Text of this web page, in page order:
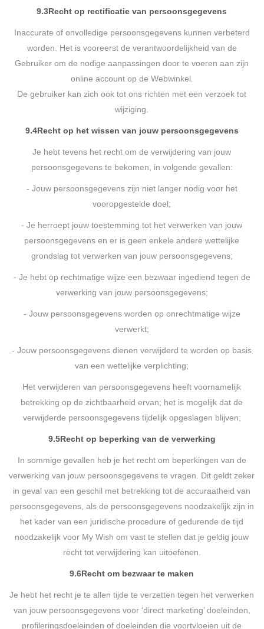
9.3Recht op rectificatie van persoonsgegevens
Inaccurate of onvolledige persoonsgegevens kunnen verbeterd
worden. Het is vooreerst de verantwoordelijkheid van de
Gebruiker om de nodige aanpassingen door te voeren aan zijn
online account op de Webwinkel.
De gebruiker kan zich ook tot ons richten met een verzoek tot
wijziging.
9.4Recht op het wissen van jouw persoonsgegevens
Je hebt tevens het recht om de verwijdering van jouw
persoonsgegevens te bekomen, in volgende gevallen:
- Jouw persoonsgegevens zijn niet langer nodig voor het
vooropgestelde doel;
- Je herroept jouw toestemming tot het verwerken van jouw
persoonsgegevens en er is geen enkele andere wettelijke
grondslag tot verwerken van jouw persoonsgegevens;
- Je hebt op rechtmatige wijze een bezwaar ingediend tegen de
verwerking van jouw persoonsgegevens;
- Jouw persoonsgegevens worden op onrechtmatige wijze
verwerkt;
- Jouw persoonsgegevens dienen verwijderd te worden op basis
van een wettelijke verplichting;
Het verwijderen van persoonsgegevens heeft voornamelijk
betrekking op de zichtbaarheid ervan; het is mogelijk dat de
verwijderde persoonsgegevens tijdelijk opgeslagen blijven;
9.5Recht op beperking van de verwerking
In sommige gevallen heb je het recht om beperkingen van de
verwerking van jouw persoonsgegevens te vragen. Dit geldt zeker
in geval van een geschil met betrekking tot de accuraatheid van
persoonsgegevens, als de persoonsgegevens noodzakelijk zijn in
het kader van een juridische procedure of gedurende de tijd
noodzakelijk voor My Wish om vast te stellen dat je geldig jouw
recht tot verwijdering kan uitoefenen.
9.6Recht om bezwaar te maken
Je hebt het recht je te allen tijde te verzetten tegen het verwerken
van jouw persoonsgegevens voor ‘direct marketing’ doeleinden,
profileringsdoeleinden of doeleinden die voortvloeien uit de